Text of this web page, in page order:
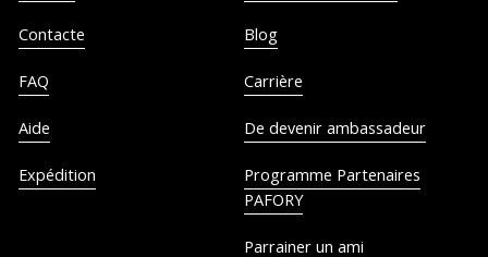
Contacte
FAQ
Aide
Expédition
Blog
Carrière
De devenir ambassadeur
Programme Partenaires
PAFORY
Parrainer un ami